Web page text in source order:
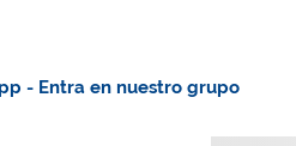
- Entra en nuestro grupo